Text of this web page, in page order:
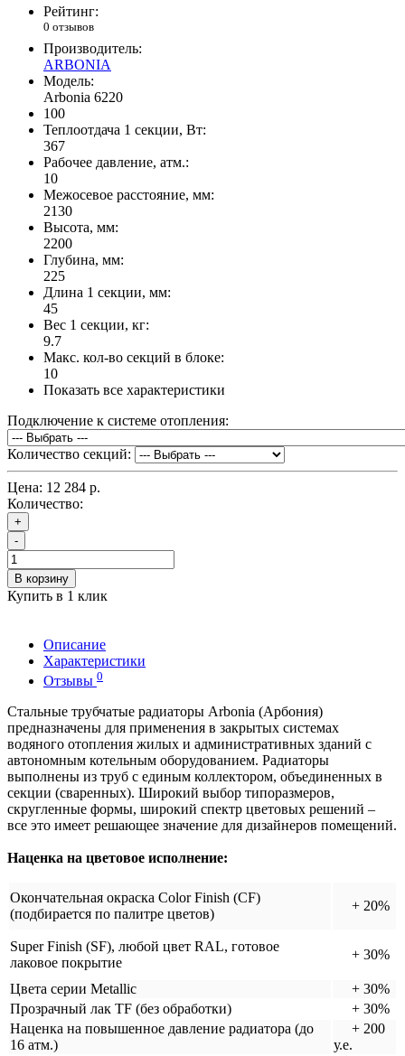
Рейтинг:
0 отзывов
Производитель:
ARBONIA
Модель:
Arbonia 6220
100
Теплоотдача 1 секции, Вт:
367
Рабочее давление, атм.:
10
Межосевое расстояние, мм:
2130
Высота, мм:
2200
Глубина, мм:
225
Длина 1 секции, мм:
45
Вес 1 секции, кг:
9.7
Макс. кол-во секций в блоке:
10
Показать все характеристики
Подключение к системе отопления:
Количество секций:
Цена: 12 284 р.
Количество:
+
-
В корзину
Купить в 1 клик
Описание
Характеристики
Отзывы 0
Стальные трубчатые радиаторы Arbonia (Арбония)
предназначены для применения в закрытых системах
водяного отопления жилых и административных зданий с
автономным котельным оборудованием. Радиаторы
выполнены из труб с единым коллектором, объединенных в
секции (сваренных). Широкий выбор типоразмеров,
скругленные формы, широкий спектр цветовых решений –
все это имеет решающее значение для дизайнеров помещений.
Наценка на цветовое исполнение:
Окончательная окраска Color Finish (CF)
(подбирается по палитре цветов)
+ 20%
Super Finish (SF), любой цвет RAL, готовое
лаковое покрытие
+ 30%
Цвета серии Metallic
+ 30%
Прозрачный лак TF (без обработки)
+ 30%
Наценка на повышенное давление радиатора (до
16 атм.)
+ 200
у.е.